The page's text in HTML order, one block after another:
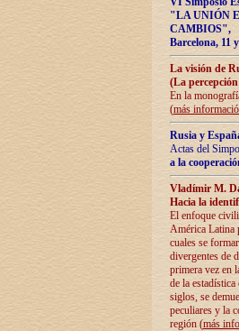
"LA UNIÓN
CAMBIOS",
Barcelona, 11
La visión de
(La
En la
(más
Rusia y
Actas del
a la
Vladímir M.
Hacia la
El enfoque
América Latina
cuales se
divergentes de
primera vez en
de la
siglos, se
peculiares y la
región (más